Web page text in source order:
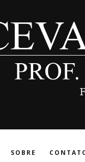
SOBRE